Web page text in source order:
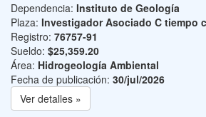
Dependencia: Instituto de Geología
Plaza: Investigador Asociado C tiempo
Registro: 76757-91
Sueldo: $25,359.20
Área: Hidrogeología Ambiental
Fecha de publicación: 30/jul/2026
Ver detalles »